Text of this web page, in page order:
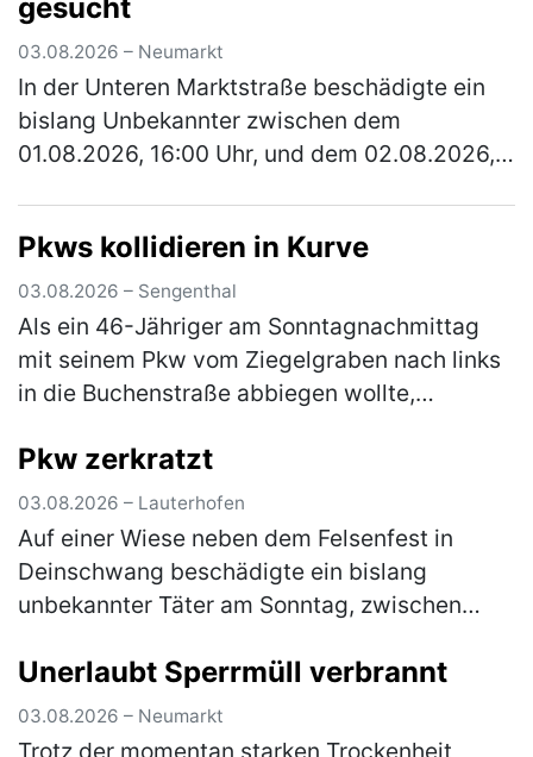
gesucht
03.08.2026 – Neumarkt
In der Unteren Marktstraße beschädigte ein
bislang Unbekannter zwischen dem
01.08.2026, 16:00 Uhr, und dem 02.08.2026,
Pkws kollidieren in Kurve
03.08.2026 – Sengenthal
Als ein 46-Jähriger am Sonntagnachmittag
mit seinem Pkw vom Ziegelgraben nach links
in die Buchenstraße abbiegen wollte,
die nicht weit genug rechts fuhr.…
Pkw zerkratzt
03.08.2026 – Lauterhofen
Auf einer Wiese neben dem Felsenfest in
Deinschwang beschädigte ein bislang
unbekannter Täter am Sonntag, zwischen
geparkten, silbernen Kia. Die linke
Fahrzeugseite…(mehr)
Unerlaubt Sperrmüll verbrannt
03.08.2026 – Neumarkt